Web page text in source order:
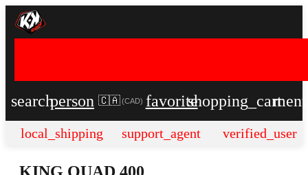
searchperson 🇨🇦 (CAD) favoriteshopping_cart
local_shipping support_agent verified_user